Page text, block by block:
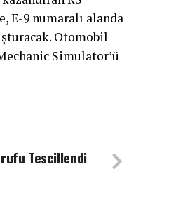
E-9 numaralı alanda
Otomobil
Simulator’ü
Tescillendi